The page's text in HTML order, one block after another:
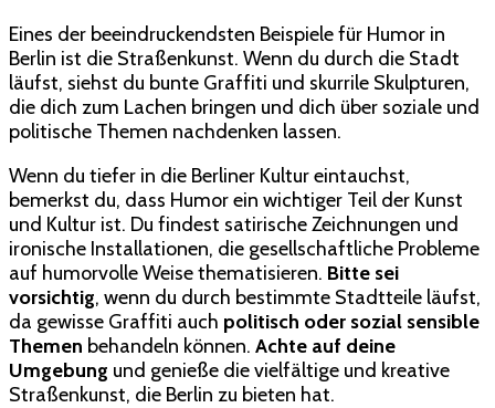
Eines der beeindruckendsten Beispiele für Humor in
Berlin ist die Straßenkunst. Wenn du durch die Stadt
läufst, siehst du bunte Graffiti und skurrile Skulpturen,
die dich zum Lachen bringen und dich über soziale und
politische Themen nachdenken lassen.
Wenn du tiefer in die Berliner Kultur eintauchst,
bemerkst du, dass Humor ein wichtiger Teil der Kunst
und Kultur ist. Du findest satirische Zeichnungen und
ironische Installationen, die gesellschaftliche Probleme
auf humorvolle Weise thematisieren. Bitte sei
vorsichtig, wenn du durch bestimmte Stadtteile läufst,
da gewisse Graffiti auch politisch oder sozial sensible
Themen behandeln können. Achte auf deine
Umgebung und genieße die vielfältige und kreative
Straßenkunst, die Berlin zu bieten hat.